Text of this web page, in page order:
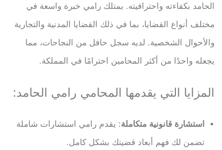
الحامد بكفاءته واحترافيته. يمتلك رامي خبرة واسعة في
مختلف أنواع القضايا، بما في ذلك القضايا المدنية والتجارية
والأحوال الشخصية. لديه سجل حافل من النجاحات، مما
يجعله واحدًا من أكثر المحامين احترامًا في المملكة.
المزايا التي يقدمها المحامي رامي الحامد:
استشارة قانونية متكاملة: يقدم رامي استشارات شاملة
تضمن لك فهم أبعاد قضيتك بشكل كامل.